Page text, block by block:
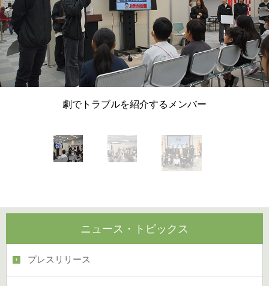
劇でトラブルを紹介するメンバー
ニュース・トピックス
プレスリリース